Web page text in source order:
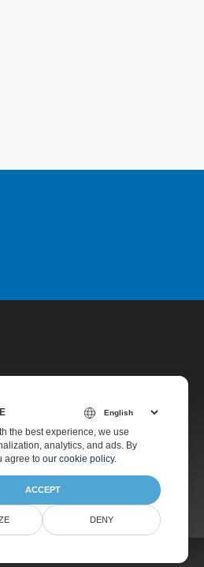
the best experience, we use
analytics, and ads. By
agree to our cookie policy.
ACCEPT
DENY